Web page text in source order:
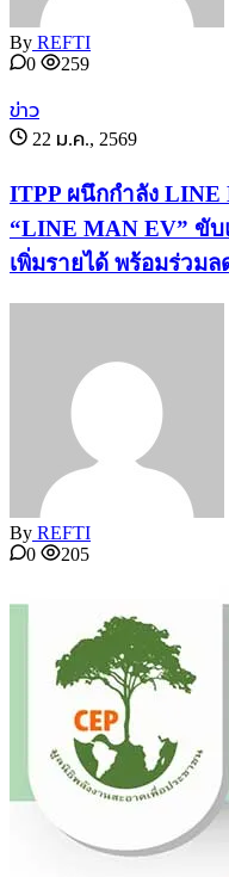
By REFTI
0
259
ข่าว
22 ม.ค., 2569
ITPP ผนึกกำลัง
“LINE MAN EV” ขั
เพิ่มรายได้ พร้อมร่วม
By REFTI
0
205